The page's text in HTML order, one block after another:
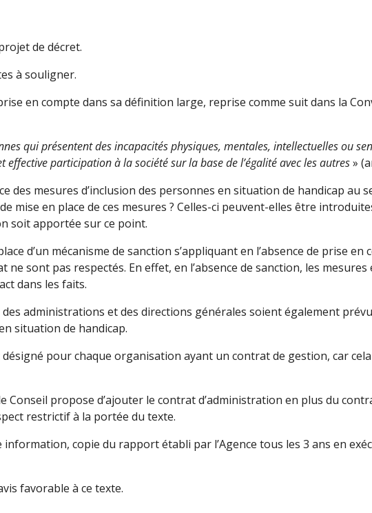
de décret.
à souligner.
en compte dans sa définition large, reprise comme suit dans la
qui présentent des incapacités physiques, mentales, intellectuelles ou
participation à la société sur la base de l’égalité avec les autres»
des mesures d’inclusion des personnes en situation de handicap au
mise en place de ces mesures ? Celles-ci peuvent-elles être
soit apportée sur ce point.
d’un mécanisme de sanction s’appliquant en l’absence de prise
sont pas respectés. En effet, en l’absence de sanction, les
dans les faits.
administrations et des directions générales soient également
situation de handicap.
pour chaque organisation ayant un contrat de gestion, car
Conseil propose d’ajouter le contrat d’administration en plus du
restrictif à la portée du texte.
copie du rapport établi par l’Agence tous les 3 ans en
favorable à ce texte.